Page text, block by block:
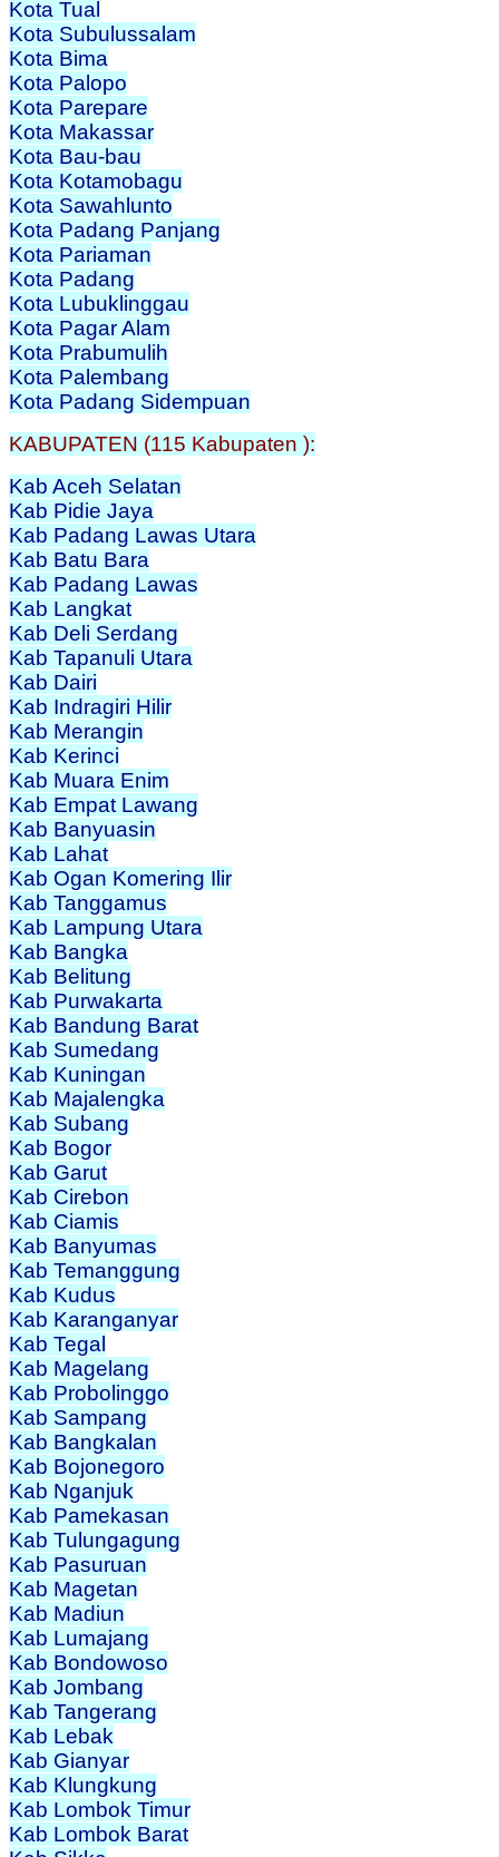
Kota Tual
Kota Subulussalam
Kota Bima
Kota Palopo
Kota Parepare
Kota Makassar
Kota Bau-bau
Kota Kotamobagu
Kota Sawahlunto
Kota Padang Panjang
Kota Pariaman
Kota Padang
Kota Lubuklinggau
Kota Pagar Alam
Kota Prabumulih
Kota Palembang
Kota Padang Sidempuan
KABUPATEN (115 Kabupaten ):
Kab Aceh Selatan
Kab Pidie Jaya
Kab Padang Lawas Utara
Kab Batu Bara
Kab Padang Lawas
Kab Langkat
Kab Deli Serdang
Kab Tapanuli Utara
Kab Dairi
Kab Indragiri Hilir
Kab Merangin
Kab Kerinci
Kab Muara Enim
Kab Empat Lawang
Kab Banyuasin
Kab Lahat
Kab Ogan Komering Ilir
Kab Tanggamus
Kab Lampung Utara
Kab Bangka
Kab Belitung
Kab Purwakarta
Kab Bandung Barat
Kab Sumedang
Kab Kuningan
Kab Majalengka
Kab Subang
Kab Bogor
Kab Garut
Kab Cirebon
Kab Ciamis
Kab Banyumas
Kab Temanggung
Kab Kudus
Kab Karanganyar
Kab Tegal
Kab Magelang
Kab Probolinggo
Kab Sampang
Kab Bangkalan
Kab Bojonegoro
Kab Nganjuk
Kab Pamekasan
Kab Tulungagung
Kab Pasuruan
Kab Magetan
Kab Madiun
Kab Lumajang
Kab Bondowoso
Kab Jombang
Kab Tangerang
Kab Lebak
Kab Gianyar
Kab Klungkung
Kab Lombok Timur
Kab Lombok Barat